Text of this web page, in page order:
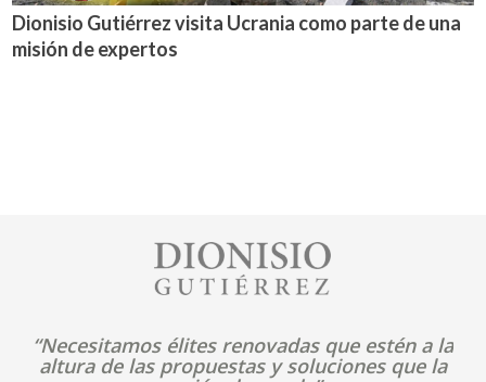
Dionisio Gutiérrez visita Ucrania como parte de una
misión de expertos
“Necesitamos élites renovadas que estén a la
altura de las propuestas y soluciones que la